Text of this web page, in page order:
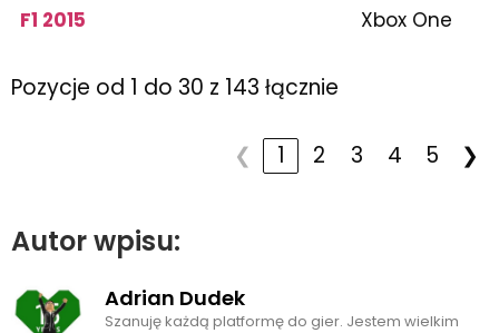
F1 2015
Xbox One
Pozycje od 1 do 30 z 143 łącznie
❮ 1 2 3 4 5 ❯
Autor wpisu:
Adrian Dudek
Szanuję każdą platformę do gier. Jestem wielkim